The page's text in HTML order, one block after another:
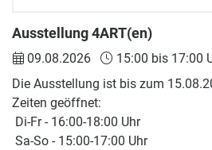
Ausstellung 4ART(en)
09.08.2026
15:00 bis 17:00
Die Ausstellung ist bis zum
Zeiten geöffnet:
Di-Fr - 16:00-18:00 Uhr
Sa-So - 15:00-17:00 Uhr